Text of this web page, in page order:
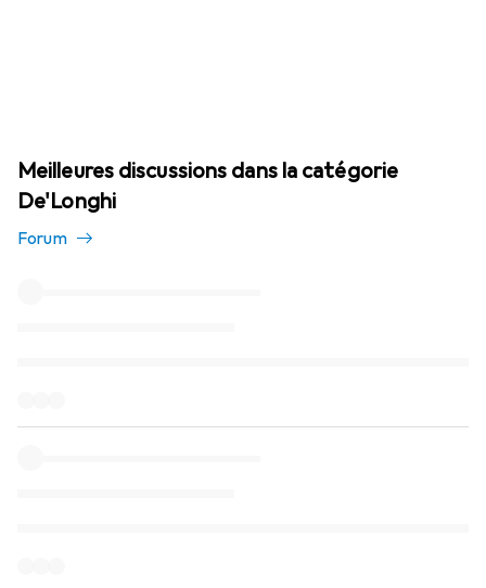
Meilleures discussions dans la catégorie
De'Longhi
Forum